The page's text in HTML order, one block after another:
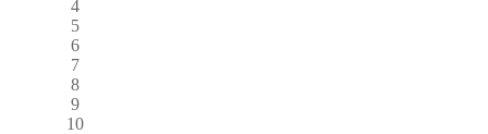
4
5
6
7
8
9
10